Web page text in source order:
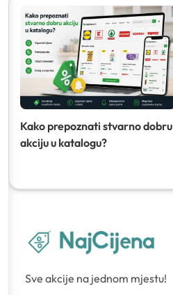
Kako prepoznati stvarno dobru
akciju u katalogu?
Sve akcije na jednom mjestu!